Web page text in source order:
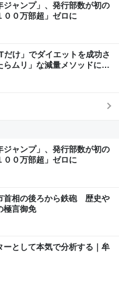
ャンプ」、発行部数が初の
０万部超」ゼロに
け」でダイエットを成功さ
ムリ」な減量メソッドに驚
ャンプ」、発行部数が初の
０万部超」ゼロに
首相の後ろから鉄砲 歴史や
極言御免
として本気で分析する｜牟